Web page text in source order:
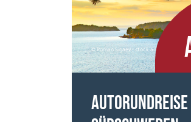
© Roman Sigaev - stock.adobe.com